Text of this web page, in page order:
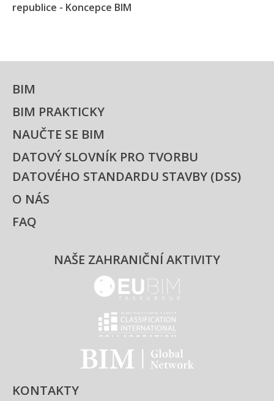
republice - Koncepce BIM
KONTAKTY
BIM
BIM PRAKTICKY
NAUČTE SE BIM
DATOVÝ SLOVNÍK PRO TVORBU
DATOVÉHO STANDARDU STAVBY (DSS)
O NÁS
FAQ
NAŠE ZAHRANIČNÍ AKTIVITY
EUBIM - logo
Classification international -
BIM - logo